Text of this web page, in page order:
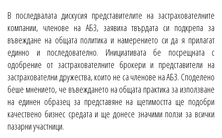
В последвалата дискусия представителите на застрахователните
компании, членове на АБЗ, заявиха твърдата си подкрепа за
въвеждане на общата политика и намерението си да я прилагат
единно и последователно. Инициативата бе посрещната с
одобрение от застрахователните брокери и представители на
застрахователни дружества, които не са членове на АБЗ. Споделено
беше мнението, че въвеждането на общата практика за използване
на единен образец за представяне на щетимостта ще подобри
качествено бизнес средата и ще донесе значими ползи за всички
пазарни участници.